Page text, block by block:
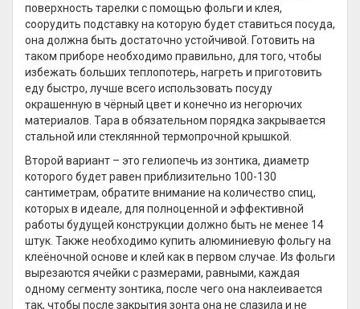
поверхность тарелки с помощью фольги и клея,
соорудить подставку на которую будет ставиться посуда,
она должна быть достаточно устойчивой. Готовить на
таком приборе необходимо правильно, для того, чтобы
избежать больших теплопотерь, нагреть и приготовить
еду быстро, лучше всего использовать посуду
окрашенную в чёрный цвет и конечно из негорючих
материалов. Тара в обязательном порядка закрывается
стальной или стеклянной термопрочной крышкой.
Второй вариант – это гелиопечь из зонтика, диаметр
которого будет равен приблизительно 100-130
сантиметрам, обратите внимание на количество спиц,
которых в идеале, для полноценной и эффективной
работы будущей конструкции должно быть не менее 14
штук. Также необходимо купить алюминиевую фольгу на
клеёночной основе и клей как в первом случае. Из фольги
вырезаются ячейки с размерами, равными, каждая
одному сегменту зонтика, после чего она наклеивается
так, чтобы после закрытия зонта она не слазила и не